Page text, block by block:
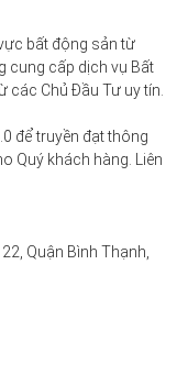
bất động sản từ
cung cấp dịch vụ Bất
Chủ Đầu Tư uy tín.
để truyền đạt thông
Quý khách hàng. Liên
Quận Bình Thạnh,